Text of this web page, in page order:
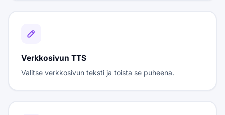
Verkkosivun TTS
Valitse verkkosivun teksti ja toista se puheena.